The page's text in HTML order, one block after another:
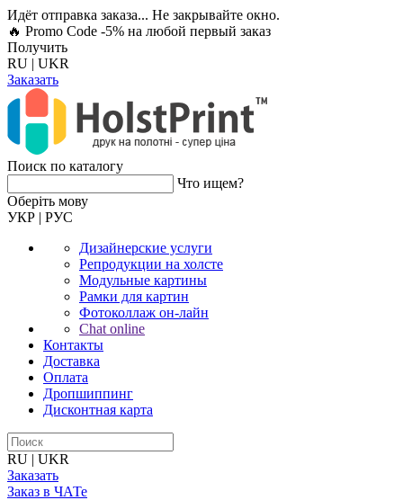
Идёт отправка заказа... Не закрывайте окно.
🔥 Promo Code -5% на любой первый заказ
Получить
RU | UKR
Заказать
Поиск по каталогу
Что ищем?
Оберiть мову
УКР | РУС
Дизайнерские услуги
Репродукции на холсте
Модульные картины
Рамки для картин
Фотоколлаж он-лайн
Chat online
Контакты
Доставка
Оплата
Дропшиппинг
Дисконтная карта
RU | UKR
Заказать
Заказ в ЧАТе